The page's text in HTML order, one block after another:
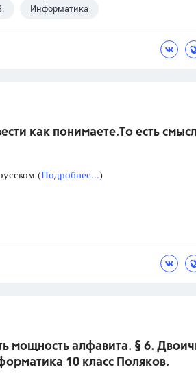
Информатика
как понимаете.То есть смысл
(Подробнее...)
мощность алфавита. § 6.
10 класс Поляков.